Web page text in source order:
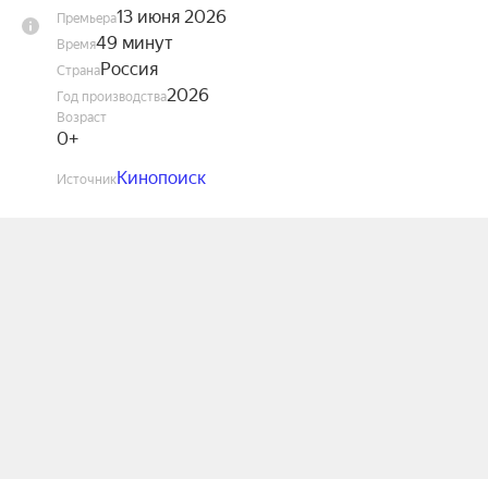
Премьера13 июня 2026
Время49 минут
СтранаРоссия
Год производства2026
Возраст
0+
ИсточникКинопоиск